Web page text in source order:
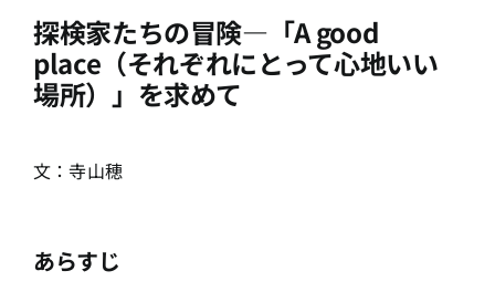
CONTACT
探検家たちの冒険―「A good
place（それぞれにとって心地いい
場所）」を求めて
文：寺山穂
あらすじ